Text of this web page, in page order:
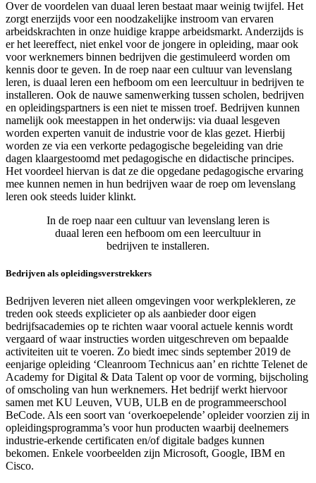
Over de voordelen van duaal leren bestaat maar weinig twijfel. Het
zorgt enerzijds voor een noodzakelijke instroom van ervaren
arbeidskrachten in onze huidige krappe arbeidsmarkt. Anderzijds is
er het leereffect, niet enkel voor de jongere in opleiding, maar ook
voor werknemers binnen bedrijven die gestimuleerd worden om
kennis door te geven. In de roep naar een cultuur van levenslang
leren, is duaal leren een hefboom om een leercultuur in bedrijven te
installeren. Ook de nauwe samenwerking tussen scholen, bedrijven
en opleidingspartners is een niet te missen troef. Bedrijven kunnen
namelijk ook meestappen in het onderwijs: via duaal lesgeven
worden experten vanuit de industrie voor de klas gezet. Hierbij
worden ze via een verkorte pedagogische begeleiding van drie
dagen klaargestoomd met pedagogische en didactische principes.
Het voordeel hiervan is dat ze die opgedane pedagogische ervaring
mee kunnen nemen in hun bedrijven waar de roep om levenslang
leren ook steeds luider klinkt.
In de roep naar een cultuur van levenslang leren is
duaal leren een hefboom om een leercultuur in
bedrijven te installeren.
Bedrijven als opleidingsverstrekkers
Bedrijven leveren niet alleen omgevingen voor werkplekleren, ze
treden ook steeds explicieter op als aanbieder door eigen
bedrijfsacademies op te richten waar vooral actuele kennis wordt
vergaard of waar instructies worden uitgeschreven om bepaalde
activiteiten uit te voeren. Zo biedt imec sinds september 2019 de
eenjarige opleiding ‘Cleanroom Technicus aan’ en richtte Telenet de
Academy for Digital & Data Talent op voor de vorming, bijscholing
of omscholing van hun werknemers. Het bedrijf werkt hiervoor
samen met KU Leuven, VUB, ULB en de programmeerschool
BeCode. Als een soort van ‘overkoepelende’ opleider voorzien zij in
opleidingsprogramma’s voor hun producten waarbij deelnemers
industrie-erkende certificaten en/of digitale badges kunnen
bekomen. Enkele voorbeelden zijn Microsoft, Google, IBM en
Cisco.